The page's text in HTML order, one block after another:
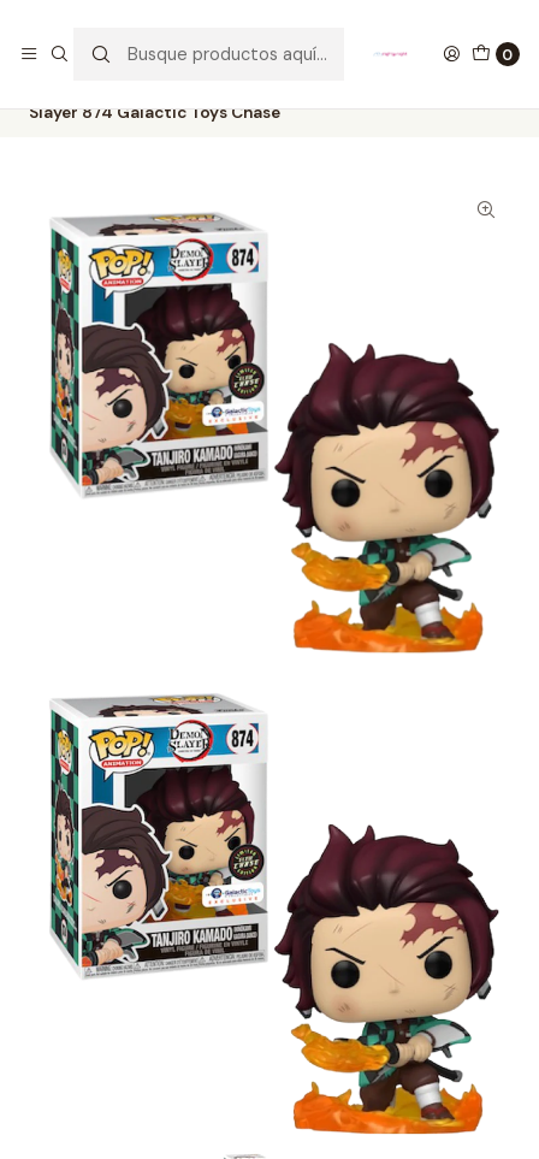
0
Slayer 874 Galactic Toys Chase